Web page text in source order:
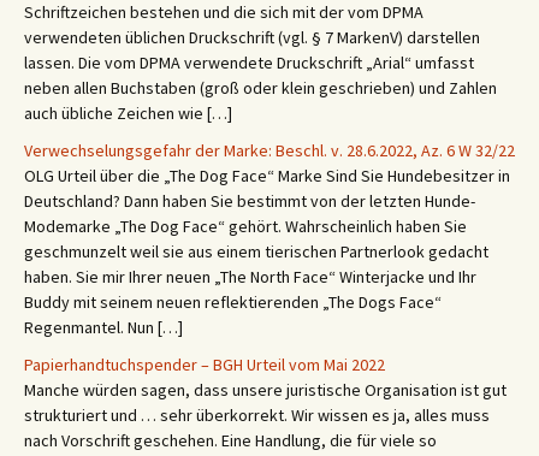
Schriftzeichen bestehen und die sich mit der vom DPMA
verwendeten üblichen Druckschrift (vgl. § 7 MarkenV) darstellen
lassen. Die vom DPMA verwendete Druckschrift „Arial“ umfasst
neben allen Buchstaben (groß oder klein geschrieben) und Zahlen
auch übliche Zeichen wie […]
Verwechselungsgefahr der Marke: Beschl. v. 28.6.2022, Az. 6 W 32/22
OLG Urteil über die „The Dog Face“ Marke Sind Sie Hundebesitzer in
Deutschland? Dann haben Sie bestimmt von der letzten Hunde-
Modemarke „The Dog Face“ gehört. Wahrscheinlich haben Sie
geschmunzelt weil sie aus einem tierischen Partnerlook gedacht
haben. Sie mir Ihrer neuen „The North Face“ Winterjacke und Ihr
Buddy mit seinem neuen reflektierenden „The Dogs Face“
Regenmantel. Nun […]
Papierhandtuchspender – BGH Urteil vom Mai 2022
Manche würden sagen, dass unsere juristische Organisation ist gut
strukturiert und … sehr überkorrekt. Wir wissen es ja, alles muss
nach Vorschrift geschehen. Eine Handlung, die für viele so